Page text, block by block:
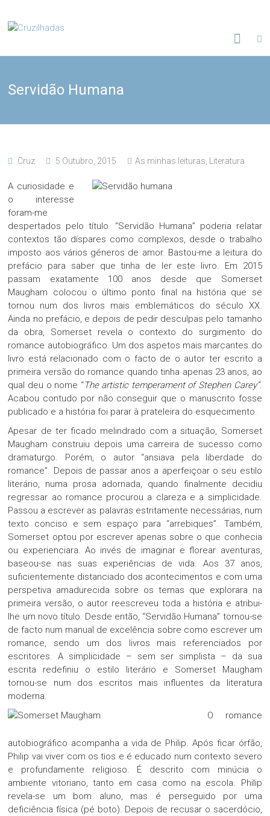
content
Cruzilhadas
Servidão Humana
Cruz 5 Outubro, 2015 As minhas leituras Literatura
A curiosidade e
o interesse
foram-me
despertados pelo título. “Servidão Humana” poderia relatar
contextos tão díspares como complexos, desde o trabalho
imposto aos vários géneros de amor. Bastou-me a leitura do
prefácio para saber que tinha de ler este livro. Em 2015
passam exatamente 100 anos desde que Somerset
Maugham colocou o último ponto final na história que se
tornou num dos livros mais emblemáticos do século XX.
Ainda no prefácio, e depois de pedir desculpas pelo tamanho
da obra, Somerset revela o contexto do surgimento do
romance autobiográfico. Um dos aspetos mais marcantes do
livro está relacionado com o facto de o autor ter escrito a
primeira versão do romance quando tinha apenas 23 anos, ao
qual deu o nome “The artistic temperament of Stephen Carey”.
Acabou contudo por não conseguir que o manuscrito fosse
publicado e a história foi parar à prateleira do esquecimento.
Apesar de ter ficado melindrado com a situação, Somerset
Maugham construiu depois uma carreira de sucesso como
dramaturgo. Porém, o autor “ansiava pela liberdade do
romance”. Depois de passar anos a aperfeiçoar o seu estilo
literário, numa prosa adornada, quando finalmente decidiu
regressar ao romance procurou a clareza e a simplicidade.
Passou a escrever as palavras estritamente necessárias, num
texto conciso e sem espaço para “arrebiques”. Também,
Somerset optou por escrever apenas sobre o que conhecia
ou experienciara. Ao invés de imaginar e florear aventuras,
baseou-se nas suas experiências de vida. Aos 37 anos,
suficientemente distanciado dos acontecimentos e com uma
perspetiva amadurecida sobre os temas que explorara na
primeira versão, o autor reescreveu toda a história e atribui-
lhe um novo título. Desde então, “Servidão Humana” tornou-se
de facto num manual de excelência sobre como escrever um
romance, sendo um dos livros mais referenciados por
escritores. A simplicidade – sem ser simplista – da sua
escrita redefiniu o estilo literário e Somerset Maugham
tornou-se num dos escritos mais influentes da literatura
moderna.
O romance
autobiográfico acompanha a vida de Philip. Após ficar órfão,
Philip vai viver com os tios e é educado num contexto severo
e profundamente religioso. É descrito com minúcia o
ambiente vitoriano, tanto em casa como na escola. Philip
revela-se um bom aluno, mas é perseguido por uma
deficiência física (pé boto). Depois de recusar o sacerdócio,